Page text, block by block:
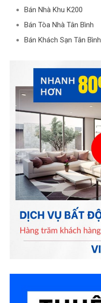
Bán Nhà Khu K200
Bán Tòa Nhà Tân Bình
Bán Khách Sạn Tân Bình